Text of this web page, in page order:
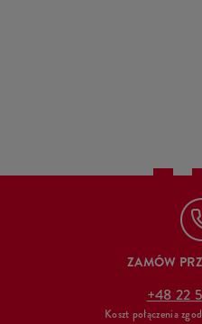
ZAMÓW
+48 22
Koszt połączenia